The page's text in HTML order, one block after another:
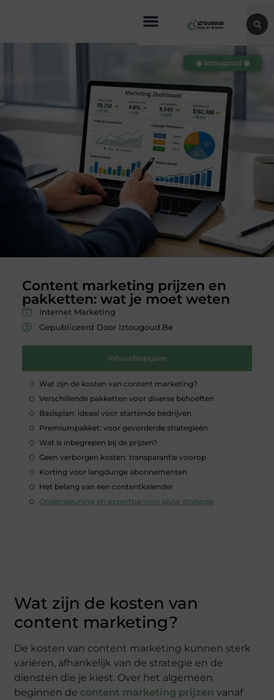
Content marketing prijzen en
pakketten: wat je moet weten
Internet Marketing
Gepubliceerd Door Iztougoud.be
Inhoudsopgave
Wat zijn de kosten van content marketing?
Verschillende pakketten voor diverse behoeften
Basisplan: ideaal voor startende bedrijven
Premiumpakket: voor gevorderde strategieën
Wat is inbegrepen bij de prijzen?
Geen verborgen kosten: transparantie voorop
Korting voor langdurige abonnementen
Het belang van een contentkalender
Ondersteuning en expertise voor jouw strategie
◉ iztougoud ◉
Wat zijn de kosten van
content marketing?
De kosten van content marketing kunnen sterk
variëren, afhankelijk van de strategie en de
diensten die je kiest. Over het algemeen
beginnen de content marketing prijzen vanaf